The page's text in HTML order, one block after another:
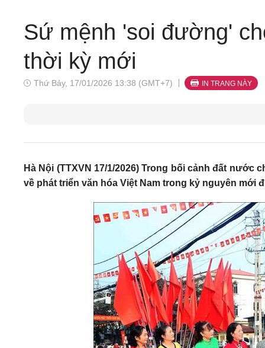
Sứ mệnh 'soi đường'
thời kỳ mới
Thứ Bảy, 17/01/2026 13:38 (GMT+7) IN TRANG NÀY
Hà Nội (TTXVN 17/1/2026) Trong bối cảnh đất nước
về phát triển văn hóa Việt Nam trong kỷ nguyên